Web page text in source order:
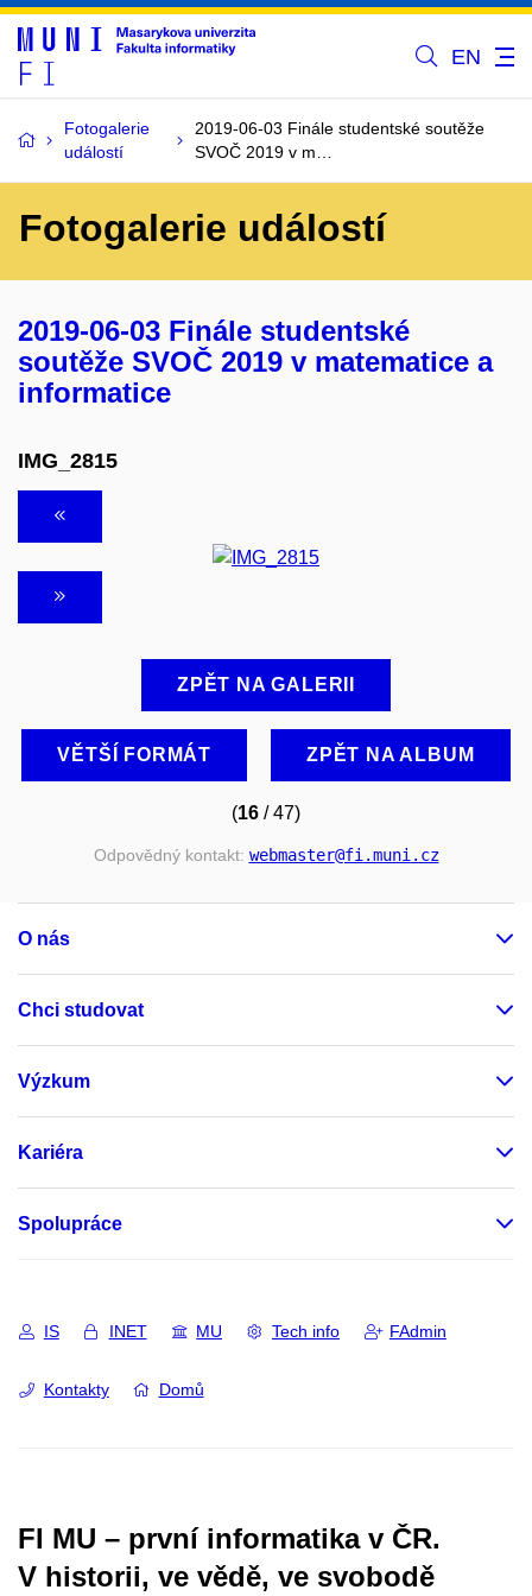
EN
Fotogalerie
událostí
2019-06-03 Finále studentské soutěže
SVOČ 2019 v m…
Fotogalerie událostí
2019-06-03 Finále studentské
soutěže SVOČ 2019 v matematice a
informatice
IMG_2815
ZPĚT NA GALERII
VĚTŠÍ FORMÁT ZPĚT NA ALBUM
(16 / 47)
Odpovědný kontakt: webmaster@fi.muni.cz
O nás
Chci studovat
Výzkum
Kariéra
Spolupráce
IS INET MU Tech info FAdmin
Kontakty Domů
FI MU – první informatika v ČR.
V historii, ve vědě, ve svobodě